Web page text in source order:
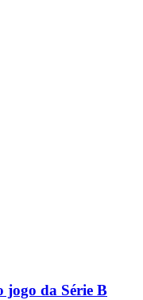
jogo da Série B